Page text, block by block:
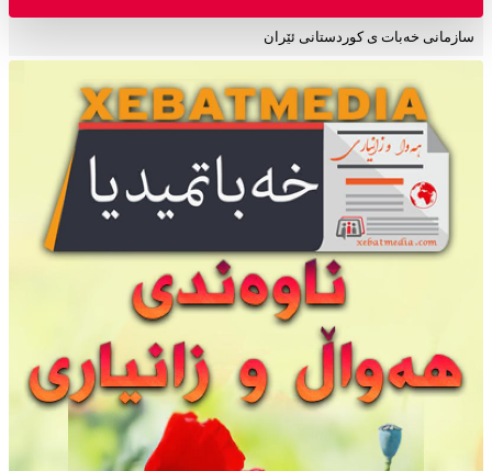
سازمانی خەبات ی کوردستانی ئێران